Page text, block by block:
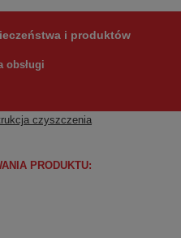
i produktów
obsługi
czyszczenia
PRODUKTU: